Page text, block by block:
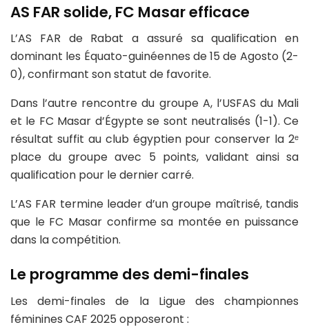
AS FAR solide, FC Masar efficace
L’AS FAR de Rabat a assuré sa qualification en
dominant les Équato-guinéennes de 15 de Agosto (2-
0), confirmant son statut de favorite.
Dans l’autre rencontre du groupe A, l’USFAS du Mali
et le FC Masar d’Égypte se sont neutralisés (1-1). Ce
résultat suffit au club égyptien pour conserver la 2ᵉ
place du groupe avec 5 points, validant ainsi sa
qualification pour le dernier carré.
L’AS FAR termine leader d’un groupe maîtrisé, tandis
que le FC Masar confirme sa montée en puissance
dans la compétition.
Le programme des demi-finales
Les demi-finales de la Ligue des championnes
féminines CAF 2025 opposeront :